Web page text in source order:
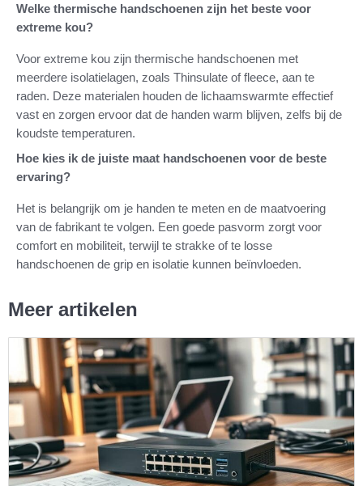
Welke thermische handschoenen zijn het beste voor
extreme kou?
Voor extreme kou zijn thermische handschoenen met
meerdere isolatielagen, zoals Thinsulate of fleece, aan te
raden. Deze materialen houden de lichaamswarmte effectief
vast en zorgen ervoor dat de handen warm blijven, zelfs bij de
koudste temperaturen.
Hoe kies ik de juiste maat handschoenen voor de beste
ervaring?
Het is belangrijk om je handen te meten en de maatvoering
van de fabrikant te volgen. Een goede pasvorm zorgt voor
comfort en mobiliteit, terwijl te strakke of te losse
handschoenen de grip en isolatie kunnen beïnvloeden.
Meer artikelen